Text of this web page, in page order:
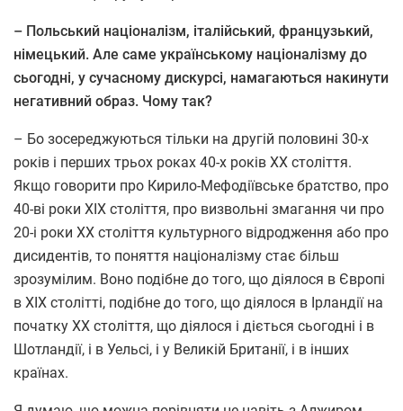
– Польський націоналізм, італійський, французький,
німецький. Але саме українському націоналізму до
сьогодні, у сучасному дискурсі, намагаються накинути
негативний образ. Чому так?
– Бо зосереджуються тільки на другій половині 30-х
років і перших трьох роках 40-х років ХХ століття.
Якщо говорити про Кирило-Мефодіївське братство, про
40-ві роки ХІХ століття, про визвольні змагання чи про
20-і роки ХХ століття культурного відродження або про
дисидентів, то поняття націоналізму стає більш
зрозумілим. Воно подібне до того, що діялося в Європі
в XIX столітті, подібне до того, що діялося в Ірландії на
початку XX століття, що діялося і діється сьогодні і в
Шотландії, і в Уельсі, і у Великій Британії, і в інших
країнах.